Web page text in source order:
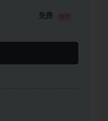
免费 推荐